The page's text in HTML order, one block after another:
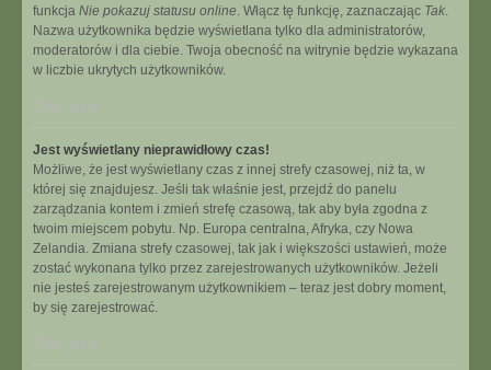
funkcja Nie pokazuj statusu online. Włącz tę funkcję, zaznaczając Tak.
Nazwa użytkownika będzie wyświetlana tylko dla administratorów,
moderatorów i dla ciebie. Twoja obecność na witrynie będzie wykazana
w liczbie ukrytych użytkowników.
Jest wyświetlany nieprawidłowy czas!
Możliwe, że jest wyświetlany czas z innej strefy czasowej, niż ta, w
której się znajdujesz. Jeśli tak właśnie jest, przejdź do panelu
zarządzania kontem i zmień strefę czasową, tak aby była zgodna z
twoim miejscem pobytu. Np. Europa centralna, Afryka, czy Nowa
Zelandia. Zmiana strefy czasowej, tak jak i większości ustawień, może
zostać wykonana tylko przez zarejestrowanych użytkowników. Jeżeli
nie jesteś zarejestrowanym użytkownikiem – teraz jest dobry moment,
by się zarejestrować.